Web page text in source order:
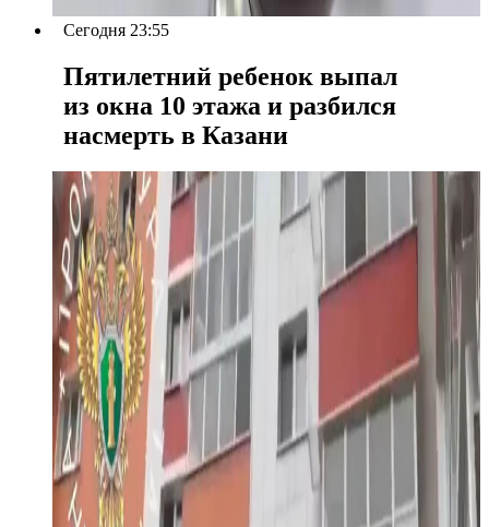
Сегодня 23:55
Пятилетний ребенок выпал
из окна 10 этажа и разбился
насмерть в Казани